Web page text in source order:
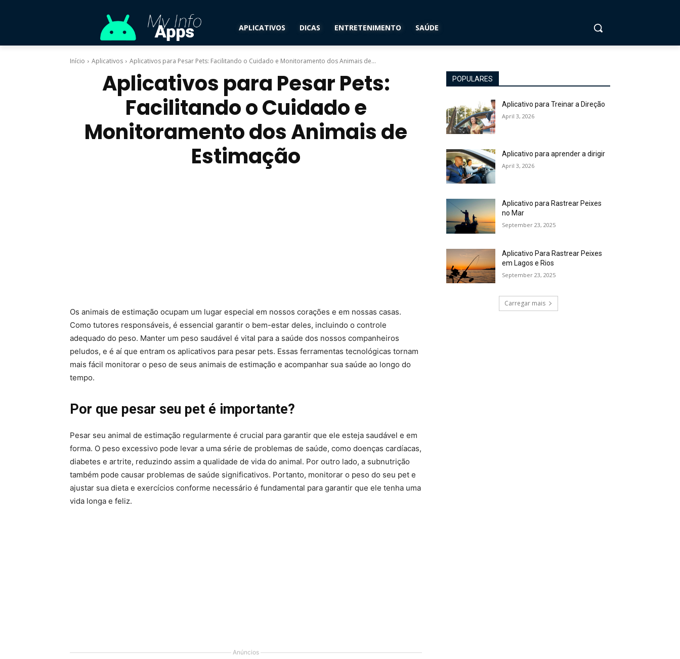
APLICATIVOS DICAS ENTRETENIMENTO SAÚDE
Início Aplicativos Aplicativos para Pesar Pets: Facilitando o Cuidado e Monitoramento dos Animais de...
Aplicativos para Pesar Pets:
Facilitando o Cuidado e
Monitoramento dos Animais de
Estimação
Os animais de estimação ocupam um lugar especial em nossos corações e em nossas casas.
Como tutores responsáveis, é essencial garantir o bem-estar deles, incluindo o controle
adequado do peso. Manter um peso saudável é vital para a saúde dos nossos companheiros
peludos, e é aí que entram os aplicativos para pesar pets. Essas ferramentas tecnológicas tornam
mais fácil monitorar o peso de seus animais de estimação e acompanhar sua saúde ao longo do
tempo.
Por que pesar seu pet é importante?
Pesar seu animal de estimação regularmente é crucial para garantir que ele esteja saudável e em
forma. O peso excessivo pode levar a uma série de problemas de saúde, como doenças cardíacas,
diabetes e artrite, reduzindo assim a qualidade de vida do animal. Por outro lado, a subnutrição
também pode causar problemas de saúde significativos. Portanto, monitorar o peso do seu pet e
ajustar sua dieta e exercícios conforme necessário é fundamental para garantir que ele tenha uma
vida longa e feliz.
Anúncios
POPULARES
Aplicativo para Treinar a Direção
April 3, 2026
Aplicativo para aprender a dirigir
April 3, 2026
Aplicativo para Rastrear Peixes
no Mar
September 23, 2025
Aplicativo Para Rastrear Peixes
em Lagos e Rios
September 23, 2025
Carregar mais